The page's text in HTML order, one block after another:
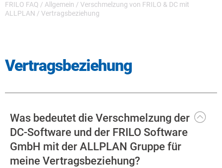
FRILO FAQ / Allgemein / Verschmelzung von FRILO & DC mit
ALLPLAN / Vertragsbeziehung
Vertragsbeziehung
Was bedeutet die Verschmelzung der
DC-Software und der FRILO Software
GmbH mit der ALLPLAN Gruppe für
meine Vertragsbeziehung?